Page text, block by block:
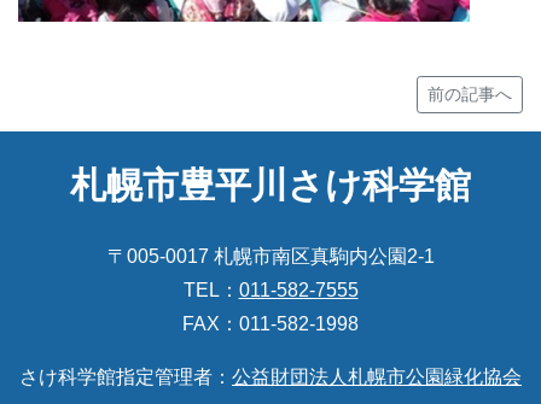
前の記事へ
札幌市豊平川さけ科学館
〒005-0017 札幌市南区真駒内公園2-1
TEL： 011-582-7555
FAX：011-582-1998
さけ科学館指定管理者： 公益財団法人札幌市公園緑化協会